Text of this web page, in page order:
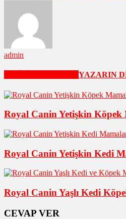
admin
YAZARIN
Royal Canin Yetişkin Köpek
Royal Canin Yetişkin Kedi
Royal Canin Yaşlı Kedi
CEVAP VER